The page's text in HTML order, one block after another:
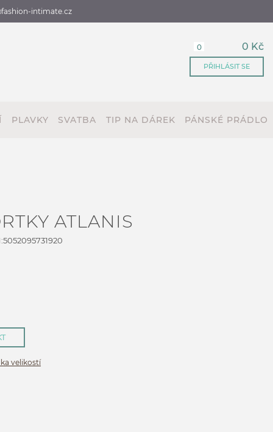
intimate.cz
0 0 Kč
PŘIHLÁSIT SE
PLAVKY SVATBA TIP NA DÁREK PÁNSKÉ PRÁDLO
ATLANIS
5052095731920
velikostí